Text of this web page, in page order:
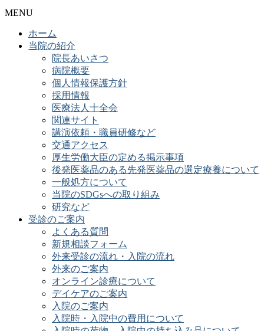
MENU
ホーム
当院の紹介
院長あいさつ
病院概要
個人情報保護方針
採用情報
医療法人十全会
関連サイト
講演依頼・職員研修など
交通アクセス
厚生労働大臣の定める掲示事項
後発医薬品のある先発医薬品の選定療養について
一般処方について
当院のSDGsへの取り組み
研究など
受診のご案内
よくある質問
新規相談フォーム
外来受診の流れ・入院の流れ
外来のご案内
オンライン診療について
デイケアのご案内
入院のご案内
入院時・入院中の費用について